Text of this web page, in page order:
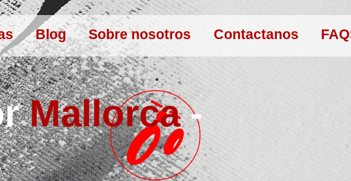
Blog Sobre nosotros Contactanos
Mallorca-